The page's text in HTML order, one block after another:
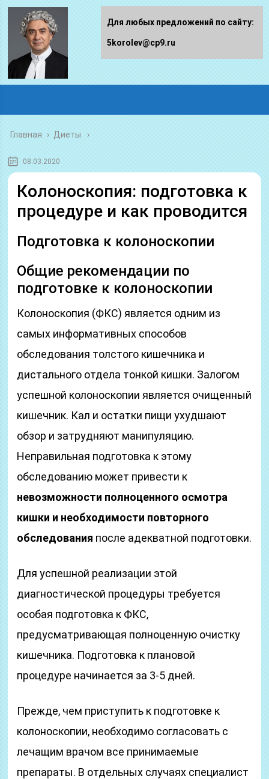
Главная › Диеты
08.03.2020
Колоноскопия: подготовка к
процедуре и как проводится
Подготовка к колоноскопии
Общие рекомендации по
подготовке к колоноскопии
Колоноскопия (ФКС) является одним из
самых информативных способов
обследования толстого кишечника и
дистального отдела тонкой кишки. Залогом
успешной колоноскопии является очищенный
кишечник. Кал и остатки пищи ухудшают
обзор и затрудняют манипуляцию.
Неправильная подготовка к этому
обследованию может привести к
невозможности полноценного осмотра
кишки и необходимости повторного
обследования после адекватной подготовки.
Для успешной реализации этой
диагностической процедуры требуется
особая подготовка к ФКС,
предусматривающая полноценную очистку
кишечника. Подготовка к плановой
процедуре начинается за 3-5 дней.
Прежде, чем приступить к подготовке к
колоноскопии, необходимо согласовать с
лечащим врачом все принимаемые
препараты. В отдельных случаях специалист
Для любых предложений по сайту:
5korolev@cp9.ru